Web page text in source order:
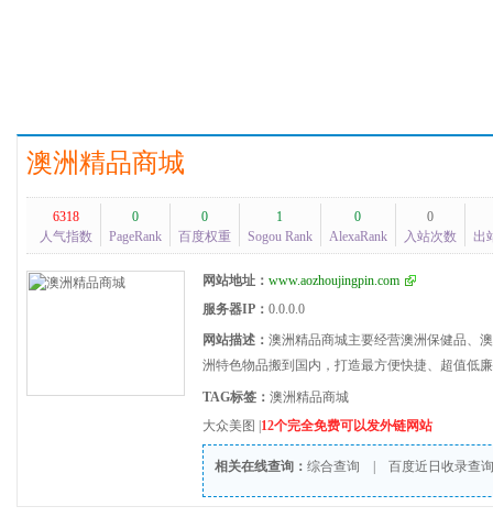
澳洲精品商城
6318
人气指数
0
PageRank
0
百度权重
1
Sogou Rank
0
AlexaRank
0
入站次数
出
网站地址： www.aozhoujingpin.com
服务器IP： 0.0.0.0
网站描述： 澳洲精品商城主要经营澳洲保健品、
洲特色物品搬到国内，打造最方便快捷、超值低
TAG标签： 澳洲精品商城
大众美图 12个完全免费可以发外链网站
相关在线查询： 综合查询 百度近日收录查询